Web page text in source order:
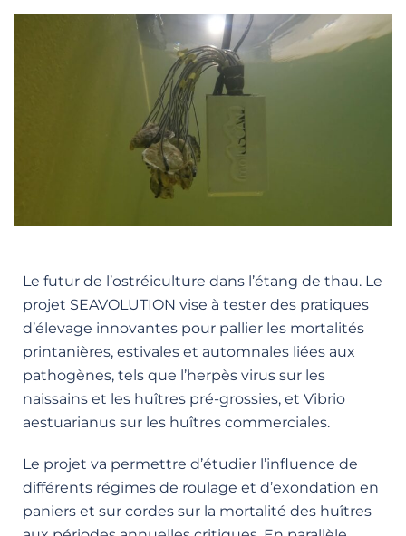
Le futur de l’ostréiculture dans l’étang de thau. Le
projet SEAVOLUTION vise à tester des pratiques
d’élevage innovantes pour pallier les mortalités
printanières, estivales et automnales liées aux
pathogènes, tels que l’herpès virus sur les
naissains et les huîtres pré-grossies, et Vibrio
aestuarianus sur les huîtres commerciales.
Le projet va permettre d’étudier l’influence de
différents régimes de roulage et d’exondation en
paniers et sur cordes sur la mortalité des huîtres